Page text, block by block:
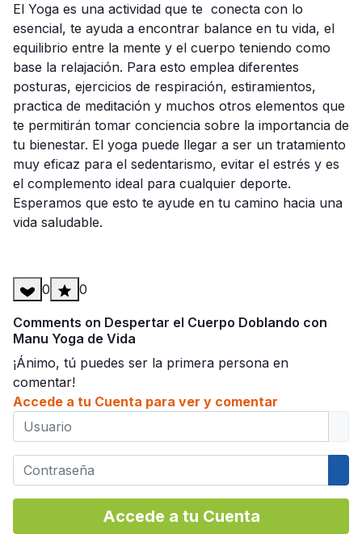
El Yoga es una actividad que te conecta con lo
esencial, te ayuda a encontrar balance en tu vida, el
equilibrio entre la mente y el cuerpo teniendo como
base la relajación. Para esto emplea diferentes
posturas, ejercicios de respiración, estiramientos,
practica de meditación y muchos otros elementos que
te permitirán tomar conciencia sobre la importancia de
tu bienestar. El yoga puede llegar a ser un tratamiento
muy eficaz para el sedentarismo, evitar el estrés y es
el complemento ideal para cualquier deporte.
Esperamos que esto te ayude en tu camino hacia una
vida saludable.
0 0
Comments on Despertar el Cuerpo Doblando con
Manu Yoga de Vida
¡Ánimo, tú puedes ser la primera persona en
comentar!
Accede a tu Cuenta para ver y comentar
Usuario
Contraseña
Accede a tu Cuenta